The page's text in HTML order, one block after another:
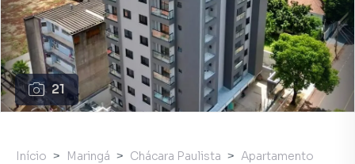
21
Início Maringá Chácara Paulista
Apartamento